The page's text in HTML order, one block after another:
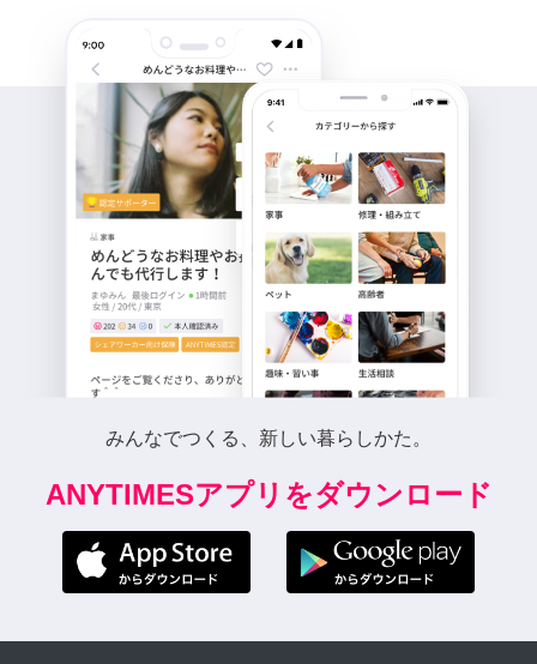
みんなでつくる、新しい暮らしかた。
ANYTIMESアプリをダウンロード